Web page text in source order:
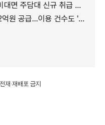
주담대 신규 취급 중단
급…이용 건수도 '역대 최대'
·재배포 금지